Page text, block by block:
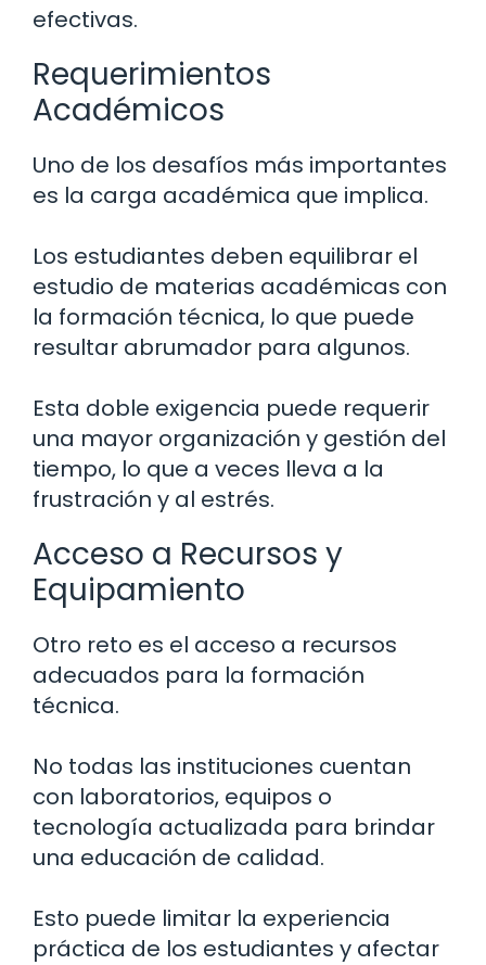
efectivas.
Requerimientos
Académicos
Uno de los desafíos más importantes
es la carga académica que implica.
Los estudiantes deben equilibrar el
estudio de materias académicas con
la formación técnica, lo que puede
resultar abrumador para algunos.
Esta doble exigencia puede requerir
una mayor organización y gestión del
tiempo, lo que a veces lleva a la
frustración y al estrés.
Acceso a Recursos y
Equipamiento
Otro reto es el acceso a recursos
adecuados para la formación
técnica.
No todas las instituciones cuentan
con laboratorios, equipos o
tecnología actualizada para brindar
una educación de calidad.
Esto puede limitar la experiencia
práctica de los estudiantes y afectar